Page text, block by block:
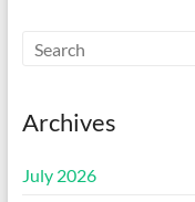
Archives
July 2026